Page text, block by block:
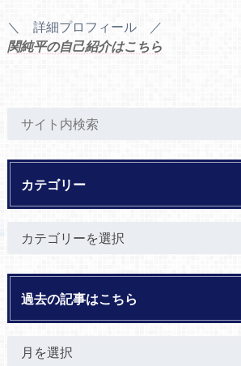
＼ 詳細プロフィール ／
関純平の自己紹介はこちら
カテゴリー
過去の記事はこちら